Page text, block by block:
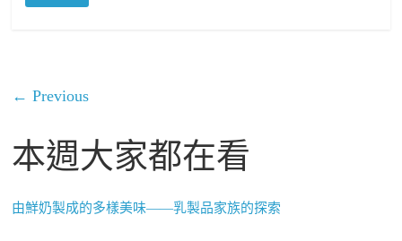
← Previous
本週大家都在看
由鮮奶製成的多樣美味——乳製品家族的探索